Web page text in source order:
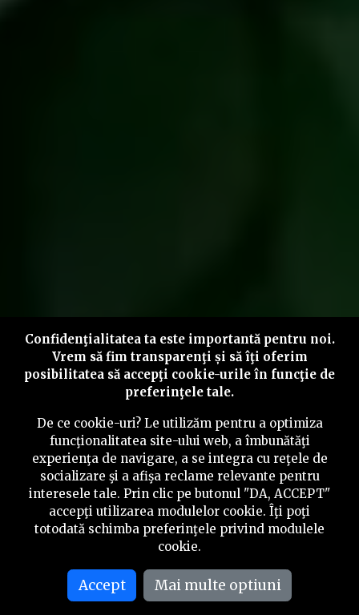
Confidenţialitatea ta este importantă pentru noi.
Vrem să fim transparenţi și să îţi oferim
posibilitatea să accepţi cookie-urile în funcţie de
preferinţele tale.
De ce cookie-uri? Le utilizăm pentru a optimiza
funcţionalitatea site-ului web, a îmbunătăţi
experienţa de navigare, a se integra cu reţele de
socializare şi a afişa reclame relevante pentru
interesele tale. Prin clic pe butonul "DA, ACCEPT"
accepţi utilizarea modulelor cookie. Îţi poţi
totodată schimba preferinţele privind modulele
cookie.
Accept Mai multe optiuni